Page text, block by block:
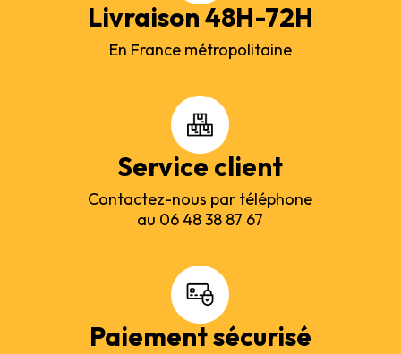
Livraison 48H-72H
En France métropolitaine
Service client
Contactez-nous par téléphone
au 06 48 38 87 67
Paiement sécurisé